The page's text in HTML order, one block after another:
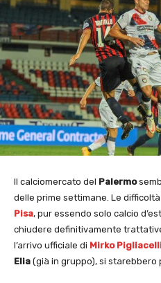
Il calciomercato del Palermo
delle prime settimane. Le
Pisa, pur essendo solo calcio
chiudere definitivamente
l’arrivo ufficiale di Mirko
Elia (già in gruppo), si starebbero